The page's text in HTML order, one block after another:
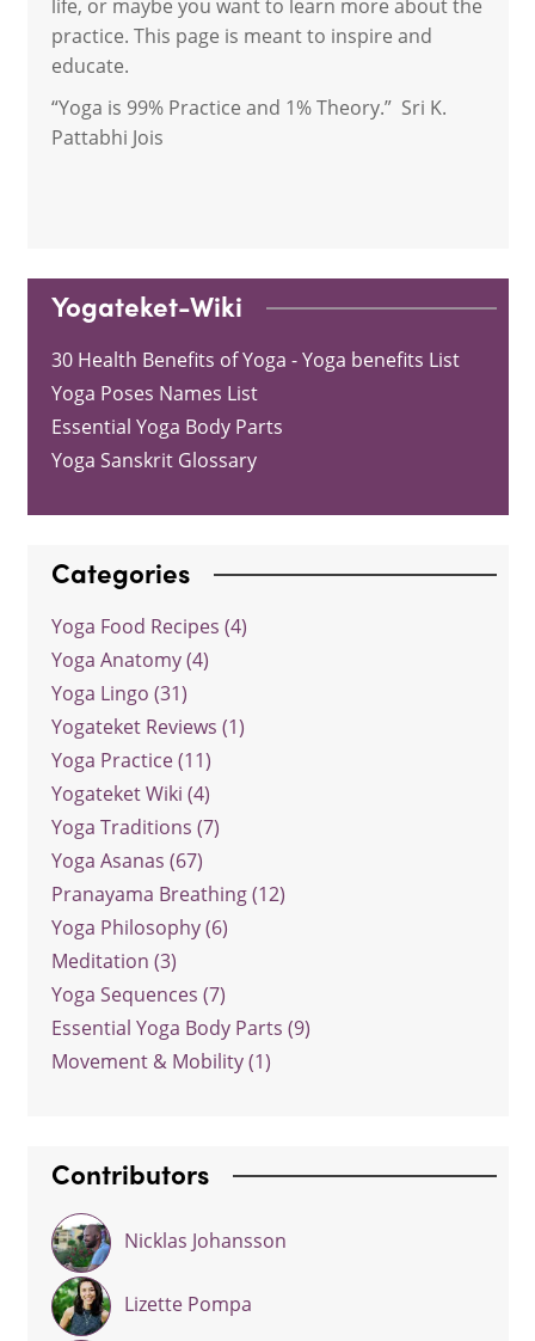
life, or maybe you want to learn more about the
practice. This page is meant to inspire and
educate.
“Yoga is 99% Practice and 1% Theory.” Sri K.
Pattabhi Jois
Yogateket-Wiki
30 Health Benefits of Yoga - Yoga benefits List
Yoga Poses Names List
Essential Yoga Body Parts
Yoga Sanskrit Glossary
Categories
Yoga Food Recipes (4)
Yoga Anatomy (4)
Yoga Lingo (31)
Yogateket Reviews (1)
Yoga Practice (11)
Yogateket Wiki (4)
Yoga Traditions (7)
Yoga Asanas (67)
Pranayama Breathing (12)
Yoga Philosophy (6)
Meditation (3)
Yoga Sequences (7)
Essential Yoga Body Parts (9)
Movement & Mobility (1)
Contributors
Nicklas Johansson
Lizette Pompa